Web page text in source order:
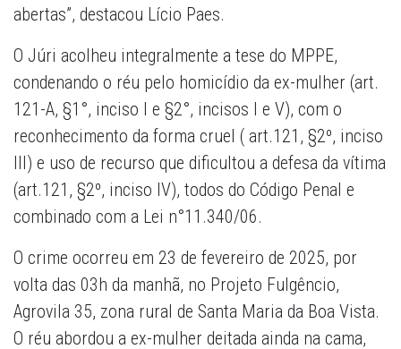
abertas”, destacou Lício Paes.
O Júri acolheu integralmente a tese do MPPE,
condenando o réu pelo homicídio da ex-mulher (art.
121-A, §1°, inciso I e §2°, incisos I e V), com o
reconhecimento da forma cruel ( art.121, §2º, inciso
III) e uso de recurso que dificultou a defesa da vítima
(art.121, §2º, inciso IV), todos do Código Penal e
combinado com a Lei n°11.340/06.
O crime ocorreu em 23 de fevereiro de 2025, por
volta das 03h da manhã, no Projeto Fulgêncio,
Agrovila 35, zona rural de Santa Maria da Boa Vista.
O réu abordou a ex-mulher deitada ainda na cama,